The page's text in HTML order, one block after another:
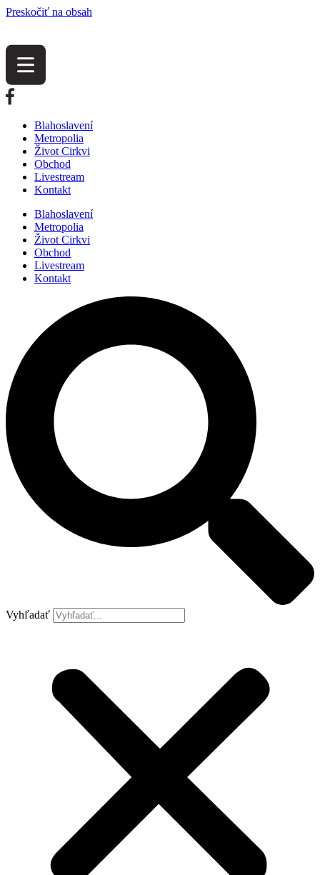
Preskočiť na obsah
Blahoslavení
Metropolia
Život Cirkvi
Obchod
Livestream
Kontakt
Blahoslavení
Metropolia
Život Cirkvi
Obchod
Livestream
Kontakt
Vyhľadať